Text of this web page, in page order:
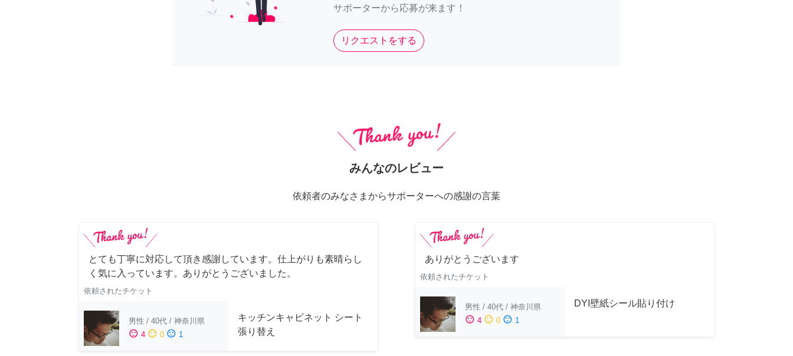
サポーターから応募が来ます！
リクエストをする
みんなのレビュー
依頼者のみなさまからサポーターへの感謝の言葉
とても丁寧に対応して頂き感謝しています。仕上がりも素晴らし
く気に入っています。ありがとうございました。
依頼されたチケット
男性 / 40代 / 神奈川県
sentiment_satisfied 4 sentiment_neutral 0 sentiment_dissatisfied 1
キッチンキャビネット シート
張り替え
ありがとうございます
依頼されたチケット
男性 / 40代 / 神奈川県
sentiment_satisfied 4 sentiment_neutral 0 sentiment_dissatisfied 1
DYI壁紙シール貼り付け